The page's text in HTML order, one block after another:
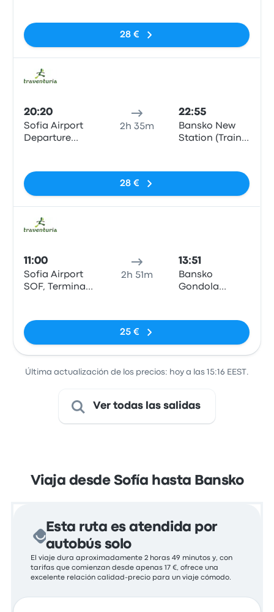
28 €
20:20
Sofia Airport
Departure
2h 35m
22:55
Bansko New
Station (Train
28 €
11:00
Sofia Airport
SOF, Terminal
2h 51m
13:51
Bansko
Gondola
25 €
Última actualización de los precios: hoy a las 15:16 EEST.
Ver todas las salidas
Viaja desde Sofía hasta Bansko
Esta ruta es atendida por
autobús solo
El viaje dura aproximadamente 2 horas 49 minutos y, con
tarifas que comienzan desde apenas 17 €, ofrece una
excelente relación calidad-precio para un viaje cómodo.